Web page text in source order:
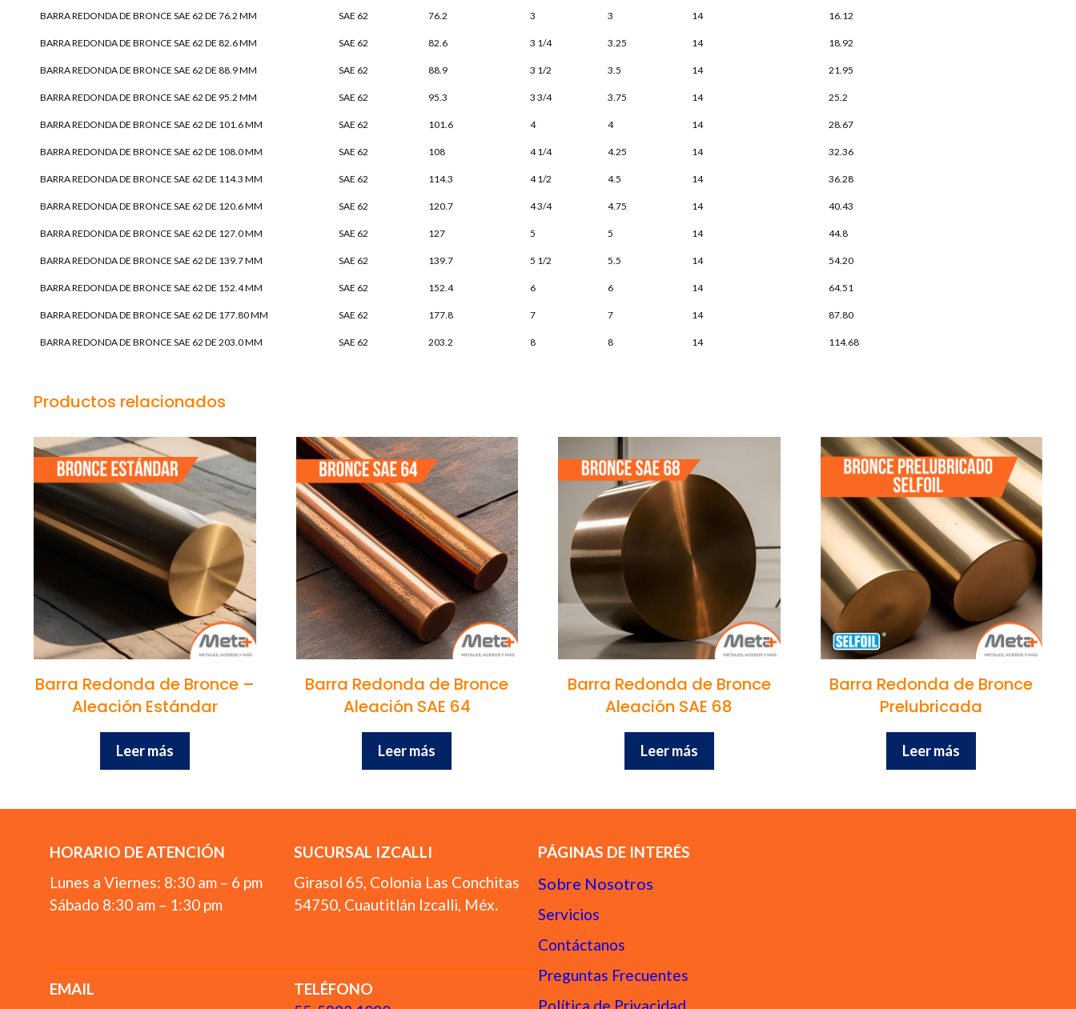
BARRA REDONDA DE BRONCE SAE 62 DE 76.2 MM SAE 62 76.2 3 3 14 16.12
BARRA REDONDA DE BRONCE SAE 62 DE 82.6 MM SAE 62 82.6 3 1/4 3.25 14 18.92
BARRA REDONDA DE BRONCE SAE 62 DE 88.9 MM SAE 62 88.9 3 1/2 3.5 14 21.95
BARRA REDONDA DE BRONCE SAE 62 DE 95.2 MM SAE 62 95.3 3 3/4 3.75 14 25.2
BARRA REDONDA DE BRONCE SAE 62 DE 101.6 MM SAE 62 101.6 4 4 14 28.67
BARRA REDONDA DE BRONCE SAE 62 DE 108.0 MM SAE 62 108 4 1/4 4.25 14 32.36
BARRA REDONDA DE BRONCE SAE 62 DE 114.3 MM SAE 62 114.3 4 1/2 4.5 14 36.28
BARRA REDONDA DE BRONCE SAE 62 DE 120.6 MM SAE 62 120.7 4 3/4 4.75 14 40.43
BARRA REDONDA DE BRONCE SAE 62 DE 127.0 MM SAE 62 127 5 5 14 44.8
BARRA REDONDA DE BRONCE SAE 62 DE 139.7 MM SAE 62 139.7 5 1/2 5.5 14 54.20
BARRA REDONDA DE BRONCE SAE 62 DE 152.4 MM SAE 62 152.4 6 6 14 64.51
BARRA REDONDA DE BRONCE SAE 62 DE 177.80 MM SAE 62 177.8 7 7 14 87.80
BARRA REDONDA DE BRONCE SAE 62 DE 203.0 MM SAE 62 203.2 8 8 14 114.68
Productos relacionados
Barra Redonda de Bronce –
Aleación Estándar
Leer más
Barra Redonda de Bronce
Aleación SAE 64
Leer más
Barra Redonda de Bronce
Aleación SAE 68
Leer más
Barra Redonda de Bronce
Prelubricada
Leer más
HORARIO DE ATENCIÓN
Lunes a Viernes: 8:30 am – 6 pm
Sábado 8:30 am – 1:30 pm
EMAIL
SUCURSAL IZCALLI
Girasol 65, Colonia Las Conchitas
54750, Cuautitlán Izcalli, Méx.
TELÉFONO
PÁGINAS DE INTERÉS
Sobre Nosotros
Servicios
Contáctanos
Preguntas Frecuentes
Política de Privacidad